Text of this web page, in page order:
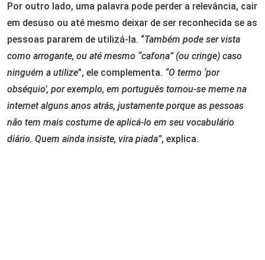
Por outro lado, uma palavra pode perder a relevância, cair
em desuso ou até mesmo deixar de ser reconhecida se as
pessoas pararem de utilizá-la. “Também pode ser vista
como arrogante, ou até mesmo “cafona” (ou cringe) caso
ninguém a utilize”, ele complementa. “O termo ‘por
obséquio’, por exemplo, em português tornou-se meme na
internet alguns anos atrás, justamente porque as pessoas
não tem mais costume de aplicá-lo em seu vocabulário
diário. Quem ainda insiste, vira piada”, explica.